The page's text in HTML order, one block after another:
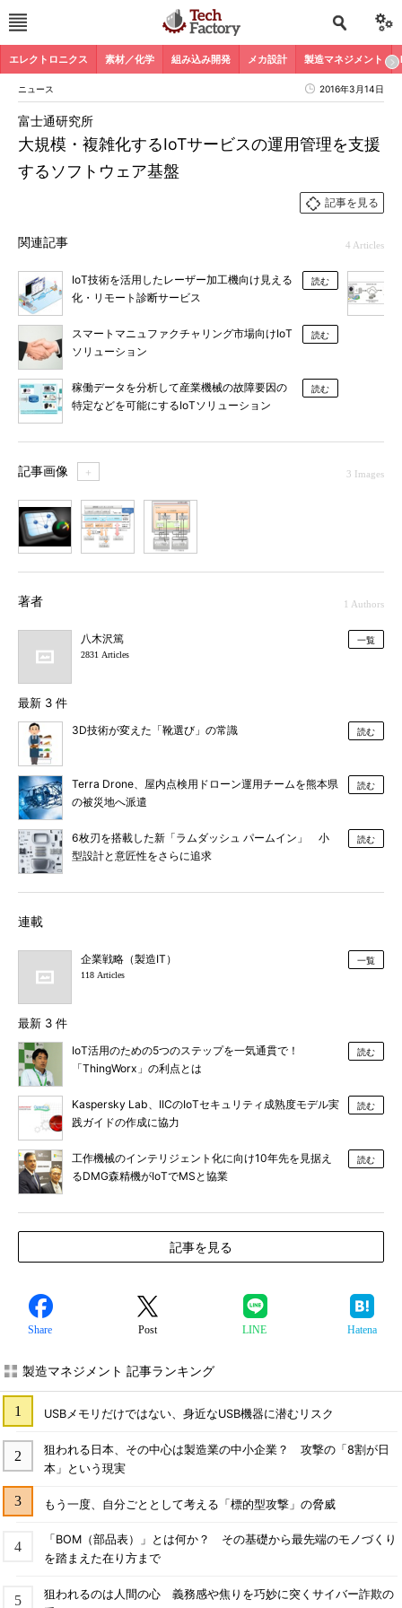
エレクトロニクス 素材／化学 組み込み開発 メカ設計 製造マネジメント
ニュース 2016年3月14日
大規模・複雑化するIoTサービスの運用管理を支援
するソフトウェア基盤
富士通研究所
記事を見る
関連記事 4 Articles
IoT技術を活用したレーザー加工機向け見える
化・リモート診断サービス
読む
スマートマニュファクチャリング市場向けIoT
ソリューション
読む
稼働データを分析して産業機械の故障要因の
特定などを可能にするIoTソリューション
読む
記事画像 ＋ 3 Images
著者 1 Authors
八木沢篤
2831 Articles
一覧
最新 3 件
3D技術が変えた「靴選び」の常識 読む
Terra Drone、屋内点検用ドローン運用チームを熊本県
の被災地へ派遣
読む
6枚刃を搭載した新「ラムダッシュ パームイン」 小
型設計と意匠性をさらに追求
読む
連載
企業戦略（製造IT）
118 Articles
一覧
最新 3 件
IoT活用のための5つのステップを一気通貫で！
「ThingWorx」の利点とは
読む
Kaspersky Lab、IICのIoTセキュリティ成熟度モデル実
践ガイドの作成に協力
読む
工作機械のインテリジェント化に向け10年先を見据え
るDMG森精機がIoTでMSと協業
読む
記事を見る
Share Post LINE Hatena
製造マネジメント 記事ランキング
USBメモリだけではない、身近なUSB機器に潜むリスク
狙われる日本、その中心は製造業の中小企業？ 攻撃の「8割が日
本」という現実
もう一度、自分ごととして考える「標的型攻撃」の脅威
「BOM（部品表）」とは何か？ その基礎から最先端のモノづくり
を踏まえた在り方まで
狙われるのは人間の心 義務感や焦りを巧妙に突くサイバー詐欺の